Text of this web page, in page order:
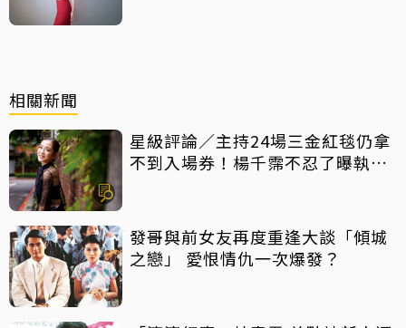
相關新聞
星級評論／主持24場三金紅毯仍拿
不到入場券！楊千霈不忍了曝執委
發哥與前女友再度重逢大談「傾城
之戀」 愛恨情仇一次爆發？